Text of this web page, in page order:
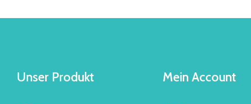
Unser Produkt Mein Account